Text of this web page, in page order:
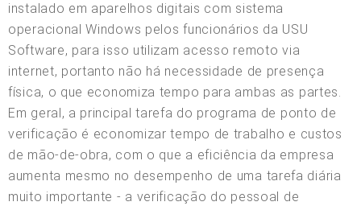
instalado em aparelhos digitais com sistema
operacional Windows pelos funcionários da USU
Software, para isso utilizam acesso remoto via
internet, portanto não há necessidade de presença
física, o que economiza tempo para ambas as partes.
Em geral, a principal tarefa do programa de ponto de
verificação é economizar tempo de trabalho e custos
de mão-de-obra, com o que a eficiência da empresa
aumenta mesmo no desempenho de uma tarefa diária
muito importante - a verificação do pessoal de